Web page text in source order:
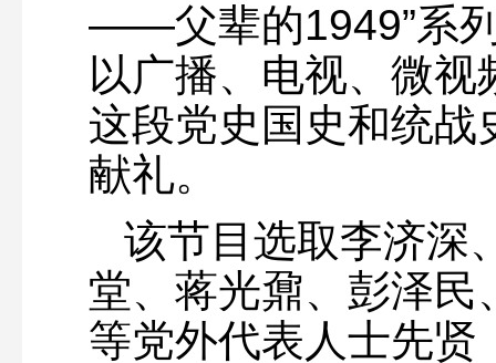
——父辈的1949”系
以广播、电视、微
这段党史国史和统
献礼。
该节目选取李济深
堂、蒋光鼐、彭泽民
等党外代表人士先贤